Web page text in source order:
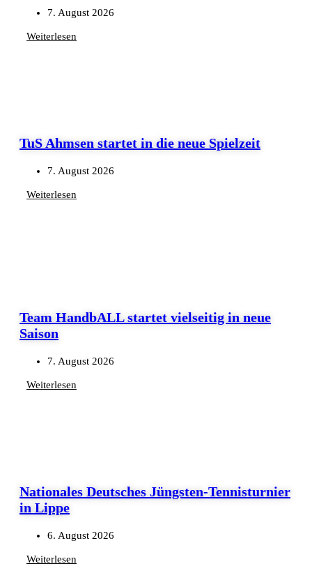
7. August 2026
Weiterlesen
TuS Ahmsen startet in die neue Spielzeit
7. August 2026
Weiterlesen
Team HandbALL startet vielseitig in neue
Saison
7. August 2026
Weiterlesen
Nationales Deutsches Jüngsten-Tennisturnier
in Lippe
6. August 2026
Weiterlesen